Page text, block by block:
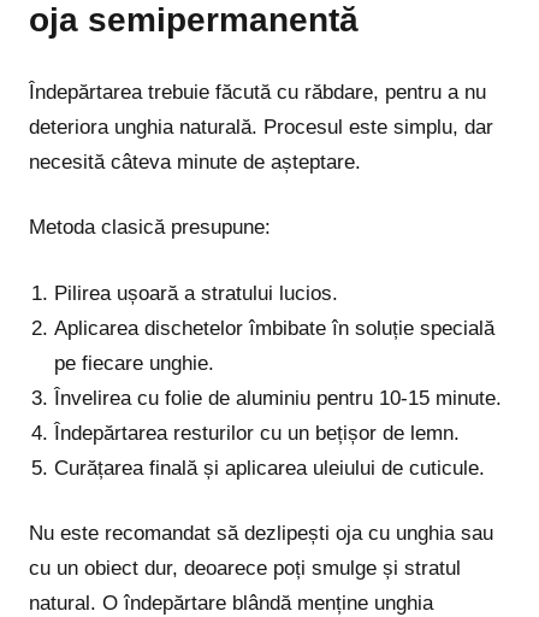
oja semipermanentă
Îndepărtarea trebuie făcută cu răbdare, pentru a nu
deteriora unghia naturală. Procesul este simplu, dar
necesită câteva minute de așteptare.
Metoda clasică presupune:
Pilirea ușoară a stratului lucios.
Aplicarea dischetelor îmbibate în soluție specială
pe fiecare unghie.
Învelirea cu folie de aluminiu pentru 10-15 minute.
Îndepărtarea resturilor cu un bețișor de lemn.
Curățarea finală și aplicarea uleiului de cuticule.
Nu este recomandat să dezlipești oja cu unghia sau
cu un obiect dur, deoarece poți smulge și stratul
natural. O îndepărtare blândă menține unghia